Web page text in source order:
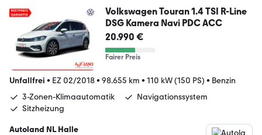
Volkswagen Touran 1.4 TSI R-Line
DSG Kamera Navi PDC ACC
20.990 €
Fairer Preis
Unfallfrei • EZ 02/2018• 98.655 km • 110 kW (150 PS) • Benzin
3-Zonen-Klimaautomatik
Navigationssystem
Sitzheizung
Autoland NL Halle